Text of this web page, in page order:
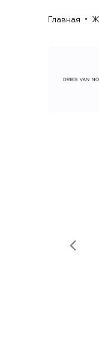
Главная